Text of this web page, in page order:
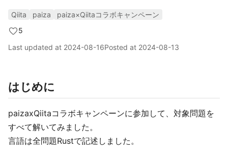
Qiita paiza
paiza×Qiitaコラボキャンペーン
5
Last updated at 2024-08-16Posted at 2024-08-13
はじめに
paizaxQiitaコラボキャンペーンに参加して、対象問題を
すべて解いてみました。
言語は全問題Rustで記述しました。